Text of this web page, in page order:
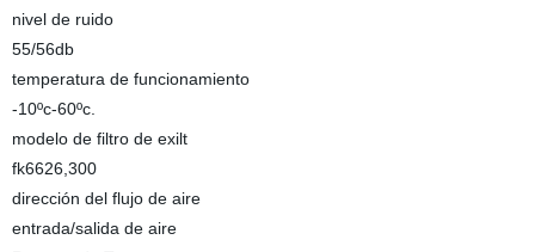
nivel de ruido
55/56db
temperatura de funcionamiento
-10ºc-60ºc.
modelo de filtro de exilt
fk6626,300
dirección del flujo de aire
entrada/salida de aire